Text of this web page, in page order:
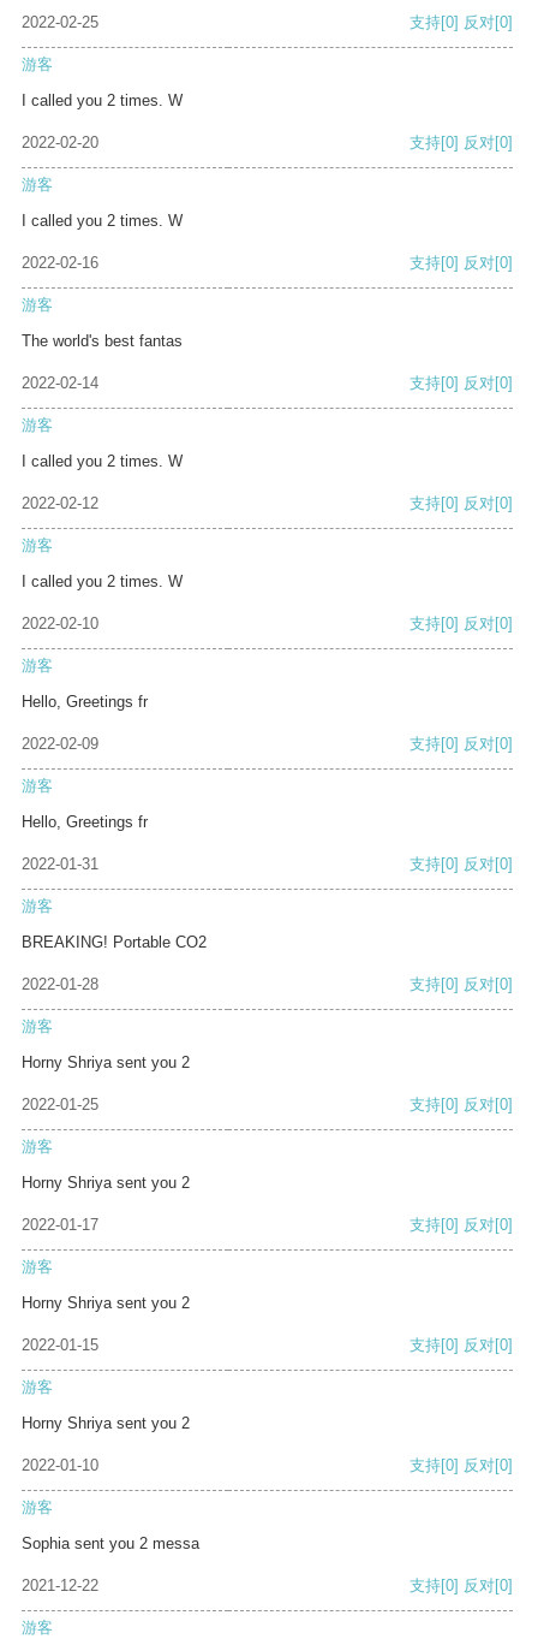
2022-02-25 支持[0] 反对[0]
游客
I called you 2 times. W
2022-02-20 支持[0] 反对[0]
游客
I called you 2 times. W
2022-02-16 支持[0] 反对[0]
游客
The world's best fantas
2022-02-14 支持[0] 反对[0]
游客
I called you 2 times. W
2022-02-12 支持[0] 反对[0]
游客
I called you 2 times. W
2022-02-10 支持[0] 反对[0]
游客
Hello, Greetings fr
2022-02-09 支持[0] 反对[0]
游客
Hello, Greetings fr
2022-01-31 支持[0] 反对[0]
游客
BREAKING! Portable CO2
2022-01-28 支持[0] 反对[0]
游客
Horny Shriya sent you 2
2022-01-25 支持[0] 反对[0]
游客
Horny Shriya sent you 2
2022-01-17 支持[0] 反对[0]
游客
Horny Shriya sent you 2
2022-01-15 支持[0] 反对[0]
游客
Horny Shriya sent you 2
2022-01-10 支持[0] 反对[0]
游客
Sophia sent you 2 messa
2021-12-22 支持[0] 反对[0]
游客